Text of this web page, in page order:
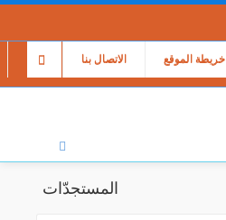
الاتصال بنا خريطة الموقع
المستجدّات